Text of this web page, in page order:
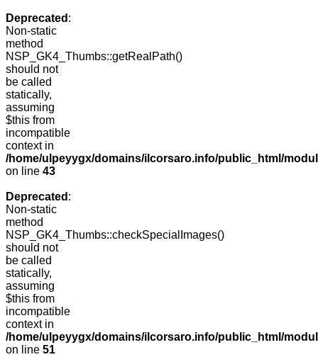
Deprecated :
Non-static
method
NSP_GK4_Thumbs::getRealPath()
should not
be called
statically,
assuming
$this from
incompatible
context in
/home/ulpeyygx/domains/ilcorsaro.info/public_html/
on line 43
Deprecated :
Non-static
method
NSP_GK4_Thumbs::checkSpecialImages()
should not
be called
statically,
assuming
$this from
incompatible
context in
/home/ulpeyygx/domains/ilcorsaro.info/public_html/
on line 51